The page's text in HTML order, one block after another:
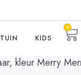
TUIN KIDS
0
kleur Merry